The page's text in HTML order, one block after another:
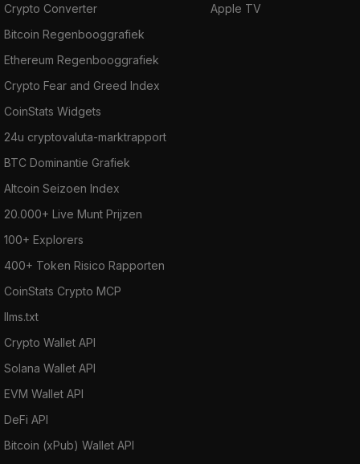
Crypto Converter
Bitcoin Regenbooggrafiek
Ethereum Regenbooggrafiek
Crypto Fear and Greed Index
CoinStats Widgets
24u cryptovaluta-marktrapport
BTC Dominantie Grafiek
Altcoin Seizoen Index
20.000+ Live Munt Prijzen
100+ Explorers
400+ Token Risico Rapporten
CoinStats Crypto MCP
llms.txt
Crypto Wallet API
Solana Wallet API
EVM Wallet API
DeFi API
Bitcoin (xPub) Wallet API
Apple TV